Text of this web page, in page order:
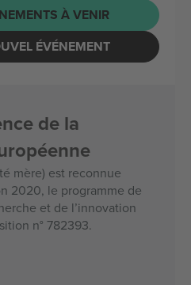
À VENIR
ÉVÉNEMENT
de la
mère) est reconnue
2020, le programme de
et de l’innovation
n° 782393.